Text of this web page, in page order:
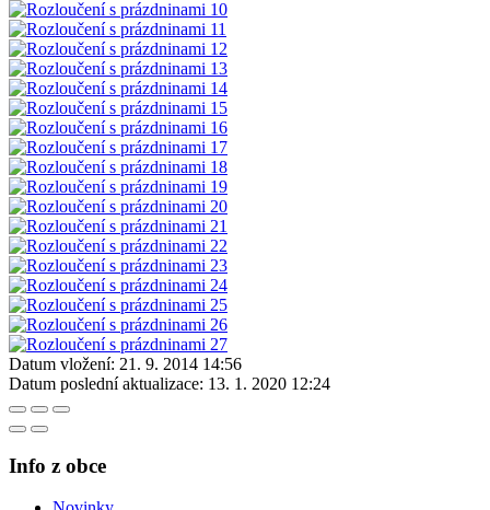
Datum vložení: 21. 9. 2014 14:56
Datum poslední aktualizace: 13. 1. 2020 12:24
Info z obce